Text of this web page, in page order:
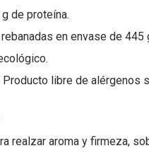
de proteína.
en envase de 445
libre de alérgenos
realzar aroma y firmeza,